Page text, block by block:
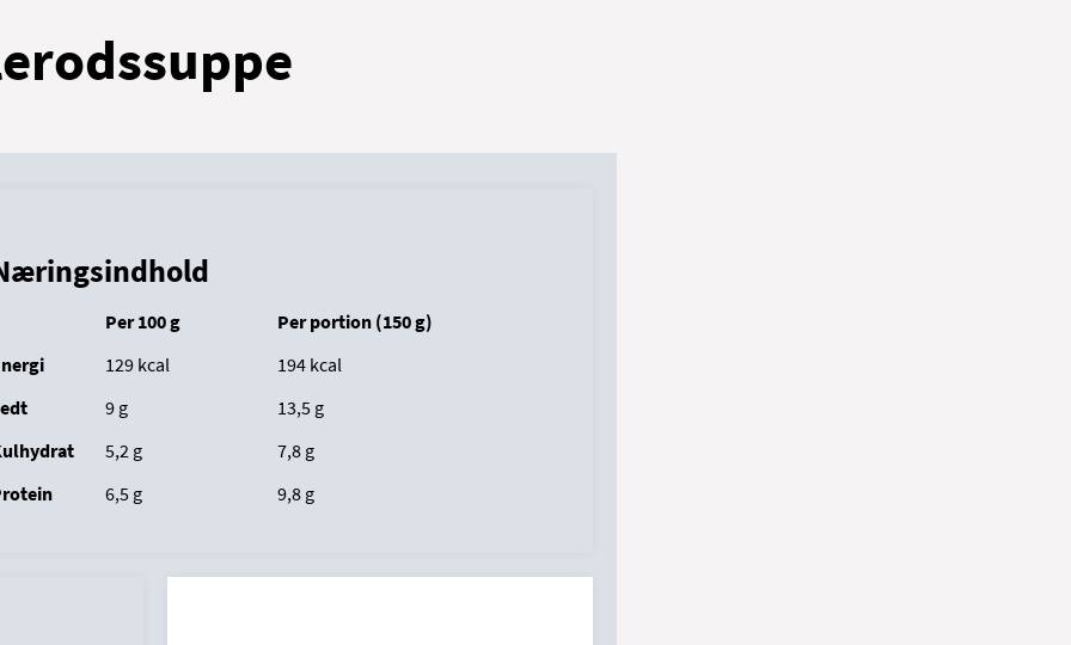
Per 100 g
Per portion (150 g)
129 kcal
				194
kcal
			9
g 13,5 g
		5,2
g
					7,8
g
		6,5
g
					9,8
g